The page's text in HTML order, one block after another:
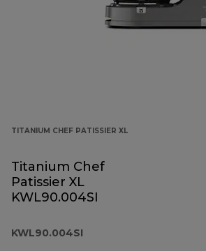
TITANIUM CHEF PATISSIER XL
Titanium Chef
Patissier XL
KWL90.004SI
KWL90.004SI